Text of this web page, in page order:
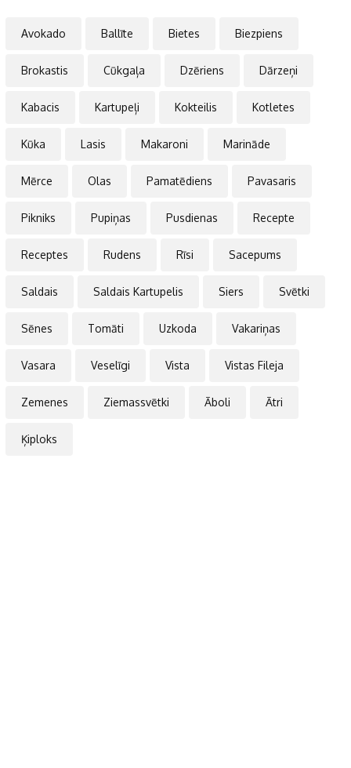
Avokado Ballīte Bietes Biezpiens
Brokastis Cūkgaļa Dzēriens Dārzeņi
Kabacis Kartupeļi Kokteilis Kotletes
Kūka Lasis Makaroni Marināde
Mērce Olas Pamatēdiens Pavasaris
Pikniks Pupiņas Pusdienas Recepte
Receptes Rudens Rīsi Sacepums
Saldais Saldais Kartupelis Siers Svētki
Sēnes Tomāti Uzkoda Vakariņas
Vasara Veselīgi Vista Vistas Fileja
Zemenes Ziemassvētki Āboli Ātri
Ķiploks